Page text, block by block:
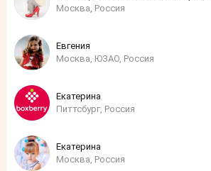
Москва, Россия
Евгения
Москва, ЮЗАО, Россия
Екатерина
Питтсбург, Россия
Екатерина
Москва, Россия